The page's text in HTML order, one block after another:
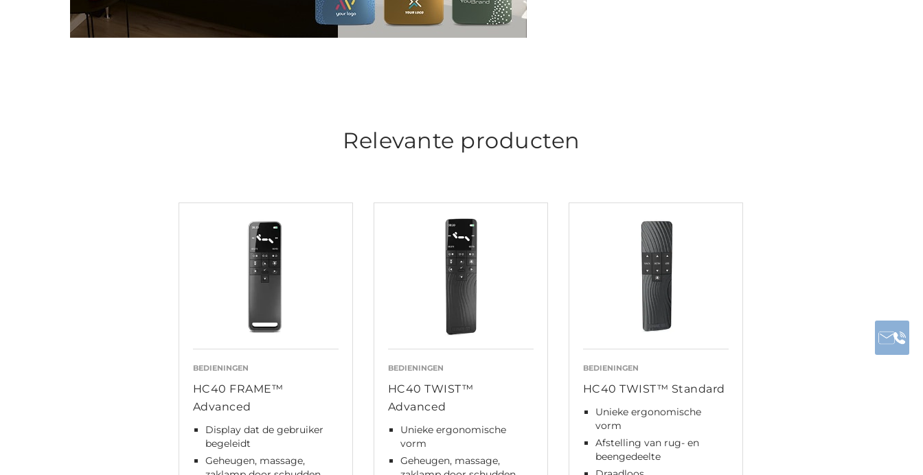
Relevante producten
BEDIENINGEN
HC40 FRAME™
Advanced
Display dat de gebruiker
begeleidt
Geheugen, massage,
BEDIENINGEN
HC40 TWIST™
Advanced
Unieke ergonomische
vorm
Geheugen, massage,
BEDIENINGEN
HC40 TWIST™ Standard
Unieke ergonomische
vorm
Afstelling van rug- en
beengedeelte